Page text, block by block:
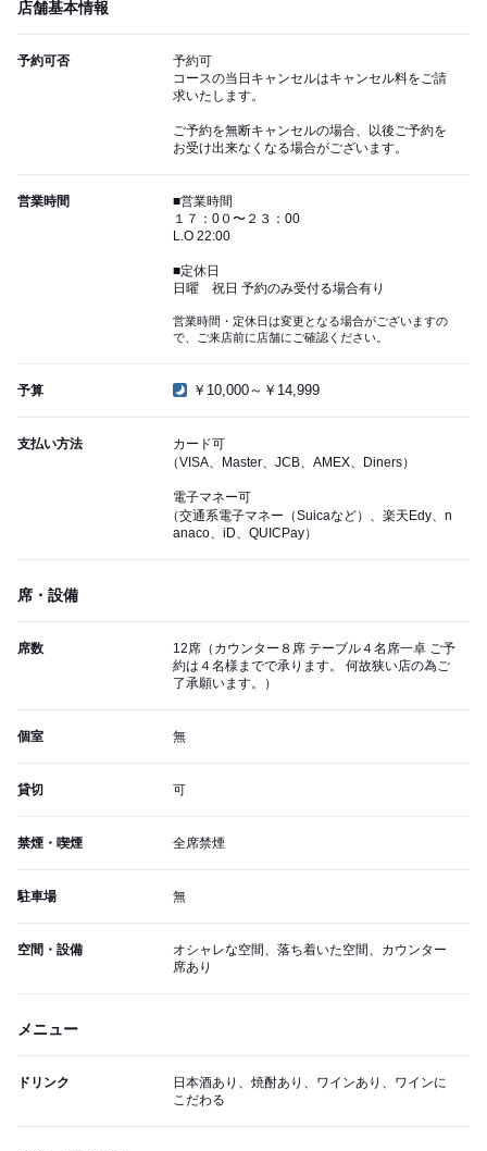
店舗基本情報
予約可否
予約可
コースの当日キャンセルはキャンセル料をご請
求いたします。
ご予約を無断キャンセルの場合、以後ご予約を
お受け出来なくなる場合がございます。
営業時間
■営業時間
１７：0０〜２３：00
L.O 22:00
■定休日
日曜 祝日 予約のみ受付る場合有り
営業時間・定休日は変更となる場合がございますの
で、ご来店前に店舗にご確認ください。
予算 ￥10,000～￥14,999
支払い方法
カード可
（VISA、Master、JCB、AMEX、Diners）
電子マネー可
（交通系電子マネー（Suicaなど）、楽天Edy、n
anaco、iD、QUICPay）
席・設備
席数
12席（カウンター８席 テーブル４名席一卓 ご予
約は４名様までで承ります。 何故狭い店の為ご
了承願います。）
個室 無
貸切 可
禁煙・喫煙 全席禁煙
駐車場 無
空間・設備
オシャレな空間、落ち着いた空間、カウンター
席あり
メニュー
ドリンク
日本酒あり、焼酎あり、ワインあり、ワインに
こだわる